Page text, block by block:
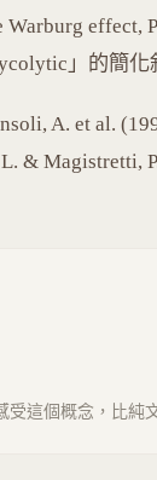
Warburg
」的簡化
A. et al.
& Magistretti,
受這個概念，比純